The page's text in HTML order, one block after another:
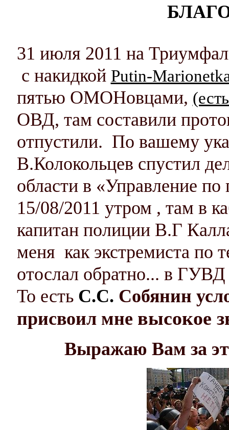
31 июля 2011 на
с накидкой Putin-
пятью ОМОНовцами,
ОВД, там составили
отпустили. По вашему
В.Колокольцев спустил
области в «Управление
15/08/2011 утром , там в
капитан полиции В.Г
меня как экстремиста по
отослал обратно... в
То есть С.С. Собянин
присвоил мне высокое
Выражаю Вам за